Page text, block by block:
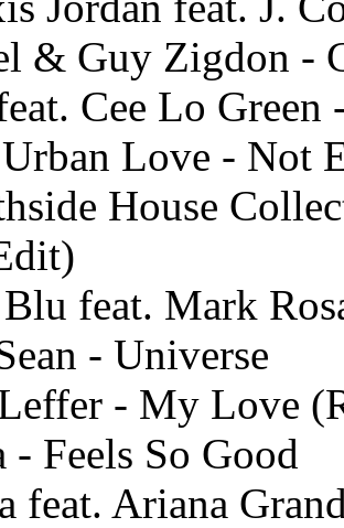
& Guy Zigdon -
Cee Lo Green
Love - Not
House
feat. Mark
- Universe
- My Love
- Feels So Good
feat. Ariana